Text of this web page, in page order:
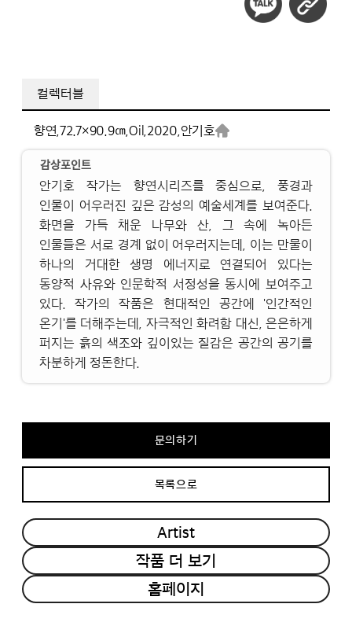
컬렉터블
향연,72.7×90.9㎝,Oil, 2020, 안기호
감상포인트
안기호 작가는 향연시리즈를 중심으로, 풍경과
인물이 어우러진 깊은 감성의 예술세계를 보여준다.
화면을 가득 채운 나무와 산, 그 속에 녹아든
인물들은 서로 경계 없이 어우러지는데, 이는 만물이
하나의 거대한 생명 에너지로 연결되어 있다는
동양적 사유와 인문학적 서정성을 동시에 보여주고
있다. 작가의 작품은 현대적인 공간에 '인간적인
온기'를 더해주는데, 자극적인 화려함 대신, 은은하게
퍼지는 흙의 색조와 깊이있는 질감은 공간의 공기를
차분하게 정돈한다.
문의하기
목록으로
Artist
작품 더 보기
홈페이지